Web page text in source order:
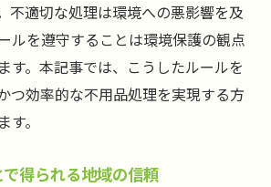
不適切な処理は環境への悪影響を及
ルを遵守することは環境保護の観点
す。本記事では、こうしたルールを
つ効率的な不用品処理を実現する方
。
得られる地域の信頼